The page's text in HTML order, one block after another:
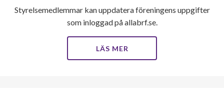
Styrelsemedlemmar kan uppdatera föreningens uppgifter
som inloggad på allabrf.se.
LÄS MER